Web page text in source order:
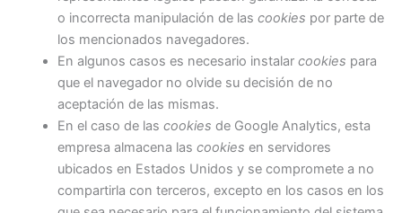
o incorrecta manipulación de las cookies por parte de
los mencionados navegadores.
En algunos casos es necesario instalar cookies para
que el navegador no olvide su decisión de no
aceptación de las mismas.
En el caso de las cookies de Google Analytics, esta
empresa almacena las cookies en servidores
ubicados en Estados Unidos y se compromete a no
compartirla con terceros, excepto en los casos en los